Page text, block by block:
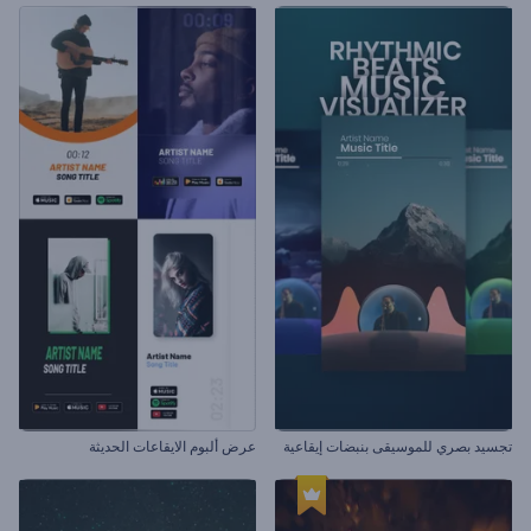
تجسيد بصري للموسيقى بنبضات إيقاعية عرض ألبوم الايقاعات الحديثة